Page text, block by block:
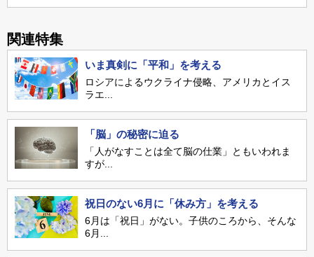
関連特集
いま真剣に「平和」を考える
ロシアによるウクライナ侵略、アメリカとイス
ラエ...
「脳」の秘密に迫る
「人がなすことは全て脳の仕業」ともいわれま
すが...
祝日のない6月に「休み方」を考える
6月は「祝日」がない。子供のころから、そんな
6月...